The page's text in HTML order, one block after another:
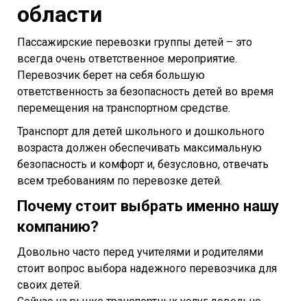
области
Пассажирские перевозки группы детей – это
всегда очень ответственное мероприятие.
Перевозчик берет на себя большую
ответственность за безопасность детей во время
перемещения на транспортном средстве.
Транспорт для детей школьного и дошкольного
возраста должен обеспечивать максимальную
безопасность и комфорт и, безусловно, отвечать
всем требованиям по перевозке детей.
Почему стоит выбрать именно нашу
компанию?
Довольно часто перед учителями и родителями
стоит вопрос выбора надежного перевозчика для
своих детей.